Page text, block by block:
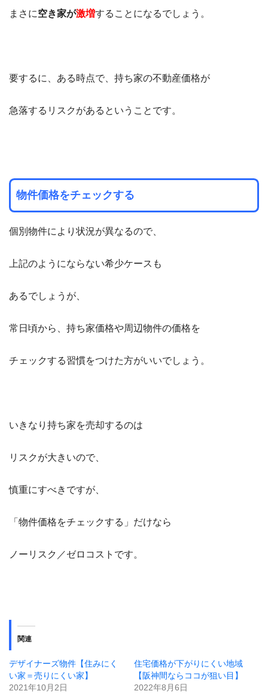
まさに空き家が激増することになるでしょう。
要するに、ある時点で、持ち家の不動産価格が
急落するリスクがあるということです。
物件価格をチェックする
個別物件により状況が異なるので、
上記のようにならない希少ケースも
あるでしょうが、
常日頃から、持ち家価格や周辺物件の価格を
チェックする習慣をつけた方がいいでしょう。
いきなり持ち家を売却するのは
リスクが大きいので、
慎重にすべきですが、
「物件価格をチェックする」だけなら
ノーリスク／ゼロコストです。
関連
デザイナーズ物件【住みにく
い家＝売りにくい家】
2021年10月2日
住宅価格が下がりにくい地域
【阪神間ならココが狙い目】
2022年8月6日